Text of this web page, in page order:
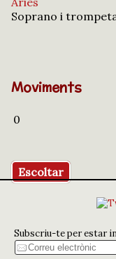
Soprano i
Moviments
0
Escoltar
Subscriu-te per estar